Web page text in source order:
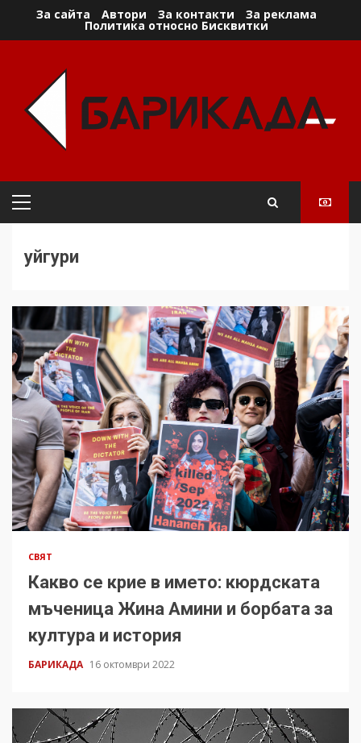
За сайта Автори За контакти За реклама
Политика относно Бисквитки
Primary
уйгури
СВЯТ
Какво се крие в името: кюрдската
мъченица Жина Амини и борбата за
култура и история
БАРИКАДА 16 октомври 2022